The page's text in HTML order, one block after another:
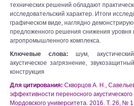
технических решений обладают
исследовательский характер. Итоги
графическом виде, наглядно
предложенного решения снижения уровня
агропромышленного комплекса.
Ключевые слова:шум,
акустическое загрязнение,
конструкция
Для цитирования: Скворцов А. Н.,
эффективности переносного
Мордовского университета. 2016. Т. 26, №